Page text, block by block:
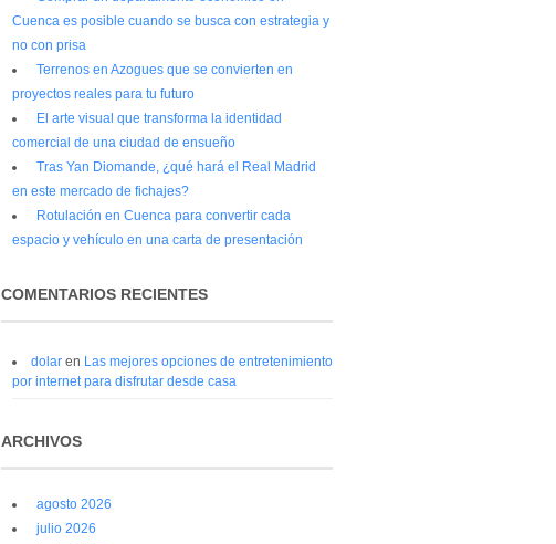
Cuenca es posible cuando se busca con estrategia y
no con prisa
Terrenos en Azogues que se convierten en
proyectos reales para tu futuro
El arte visual que transforma la identidad
comercial de una ciudad de ensueño
Tras Yan Diomande, ¿qué hará el Real Madrid
en este mercado de fichajes?
Rotulación en Cuenca para convertir cada
espacio y vehículo en una carta de presentación
COMENTARIOS RECIENTES
dolar en Las mejores opciones de entretenimiento
por internet para disfrutar desde casa
ARCHIVOS
agosto 2026
julio 2026